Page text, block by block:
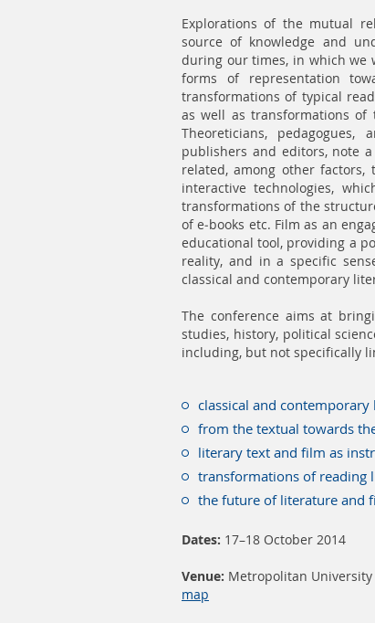
Explorations of the mutual
source of knowledge and
during our times, in which we
forms of representation
transformations of typical
as well as transformations of
Theoreticians,
publishers and editors, note
related, among other
interactive technologies,
transformations of the
of e-books etc. Film as an
educational tool, providing a
reality, and in a specific
classical and contemporary
The conference aims at
studies, history, political
including, but not specifically
classical and
from the textual towards
literary text and film as
transformations of reading
the future of literature and
Dates: 17–18 October 2014
Venue: Metropolitan University
map